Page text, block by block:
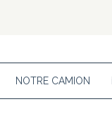
NOTRE CAMION